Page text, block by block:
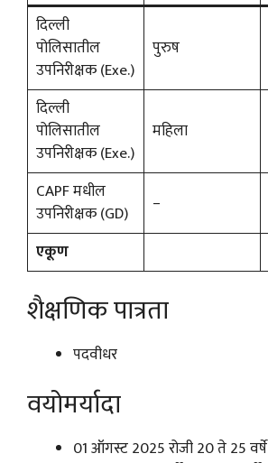
दिल्ली
पोलिसातील
उपनिरीक्षक (Exe.)
पुरुष
दिल्ली
पोलिसातील
उपनिरीक्षक (Exe.)
महिला
CAPF मधील
उपनिरीक्षक (GD)
–
एकूण
शैक्षणिक पात्रता
पदवीधर
वयोमर्यादा
01 ऑगस्ट 2025 रोजी 20 ते 25 वर्षे